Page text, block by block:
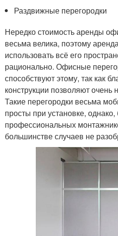
Раздвижные перегородки
Нередко стоимость аренды
весьма велика, поэтому
использовать всё его
рационально. Офисные
способствуют этому, так как
конструкции позволяют очень
Такие перегородки весьма
просты при установке,
профессиональных
большинстве случаев не